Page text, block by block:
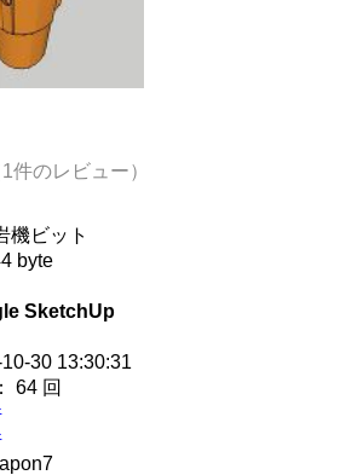
1件のレビュー）
機ビット
byte
SketchUp
30 13:30:31
64 回